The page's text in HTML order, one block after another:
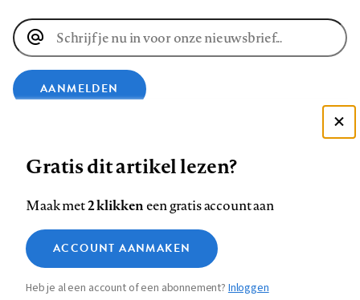
E-
mailadres
AANMELDEN
op
Facebook
op
LinkedIn
op
Bluesky
ons
op
InstagramYouTube
Footer
Contact Colofon Disclaimer Privacy
Medische vragen verdienen
betrouwbare antwoorden
Gratis dit artikel lezen?
Maak met2 klikkeneen gratis account aan
ACCOUNT AANMAKEN
Heb je al een account of een abonnement?Inloggen
Zie onze cookie policy
Analytische cookies
Marketing cookies